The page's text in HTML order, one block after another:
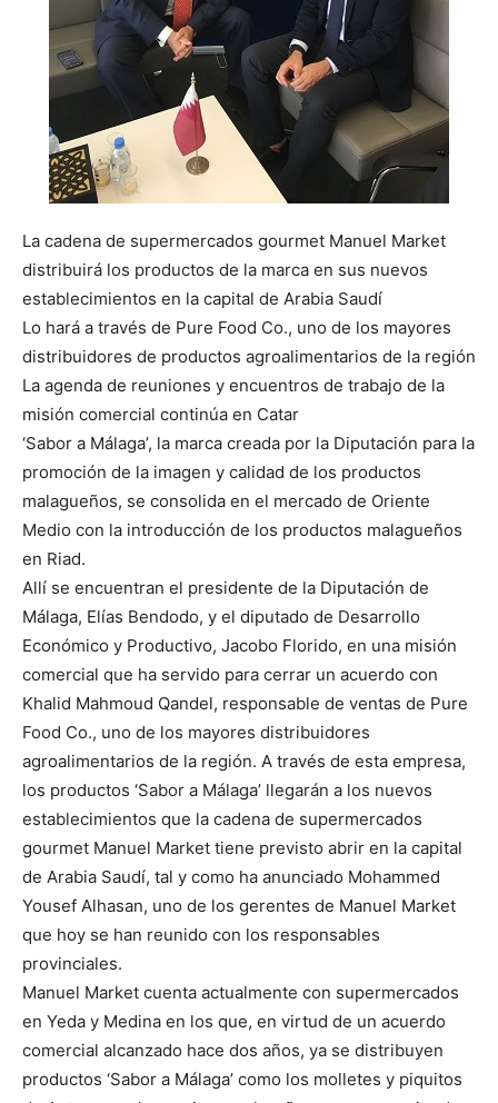
La cadena de supermercados gourmet Manuel Market
distribuirá los productos de la marca en sus nuevos
establecimientos en la capital de Arabia Saudí
Lo hará a través de Pure Food Co., uno de los mayores
distribuidores de productos agroalimentarios de la región
La agenda de reuniones y encuentros de trabajo de la
misión comercial continúa en Catar
‘Sabor a Málaga’, la marca creada por la Diputación para la
promoción de la imagen y calidad de los productos
malagueños, se consolida en el mercado de Oriente
Medio con la introducción de los productos malagueños
en Riad.
Allí se encuentran el presidente de la Diputación de
Málaga, Elías Bendodo, y el diputado de Desarrollo
Económico y Productivo, Jacobo Florido, en una misión
comercial que ha servido para cerrar un acuerdo con
Khalid Mahmoud Qandel, responsable de ventas de Pure
Food Co., uno de los mayores distribuidores
agroalimentarios de la región. A través de esta empresa,
los productos ‘Sabor a Málaga’ llegarán a los nuevos
establecimientos que la cadena de supermercados
gourmet Manuel Market tiene previsto abrir en la capital
de Arabia Saudí, tal y como ha anunciado Mohammed
Yousef Alhasan, uno de los gerentes de Manuel Market
que hoy se han reunido con los responsables
provinciales.
Manuel Market cuenta actualmente con supermercados
en Yeda y Medina en los que, en virtud de un acuerdo
comercial alcanzado hace dos años, ya se distribuyen
productos ‘Sabor a Málaga’ como los molletes y piquitos